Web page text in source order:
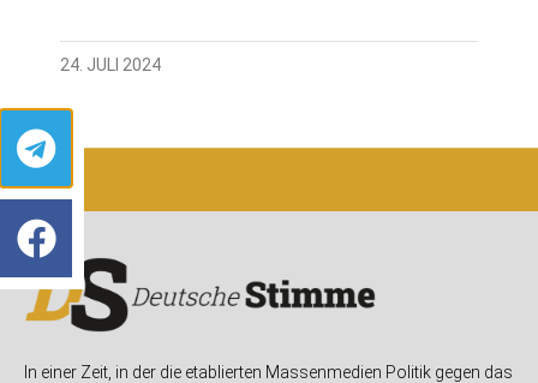
24. JULI 2024
In einer Zeit, in der die etablierten Massenmedien Politik gegen das